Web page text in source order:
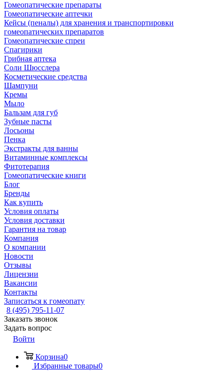
Гомеопатические препараты
Гомеопатические аптечки
Кейсы (пеналы) для хранения и транспортировки
гомеопатических препаратов
Гомеопатические спреи
Спагирики
Грибная аптека
Соли Шюсслера
Косметические средства
Шампуни
Кремы
Мыло
Бальзам для губ
Зубные пасты
Лосьоны
Пенка
Экстракты для ванны
Витаминные комплексы
Фитотерапия
Гомеопатические книги
Блог
Бренды
Как купить
Условия оплаты
Условия доставки
Гарантия на товар
Компания
О компании
Новости
Отзывы
Лицензии
Вакансии
Контакты
Записаться к гомеопату
8 (495) 795-11-07
Заказать звонок
Задать вопрос
Войти
Корзина0
Избранные товары0